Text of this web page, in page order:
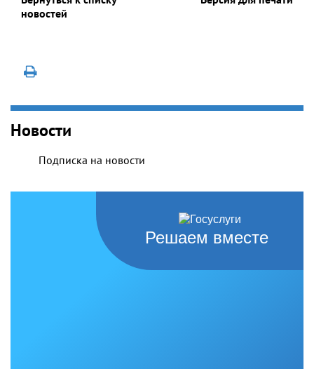
новостей
Новости
Подписка на новости
Решаем вместе